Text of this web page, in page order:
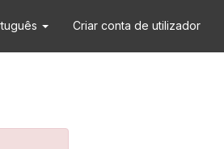
Criar conta de utilizador